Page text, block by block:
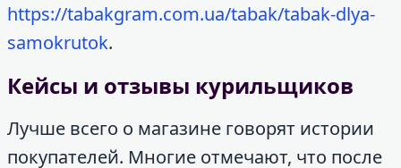
https://tabakgram.com.ua/tabak/tabak-dlya-
samokrutok.
Кейсы и отзывы курильщиков
Лучше всего о магазине говорят истории
покупателей. Многие отмечают, что после